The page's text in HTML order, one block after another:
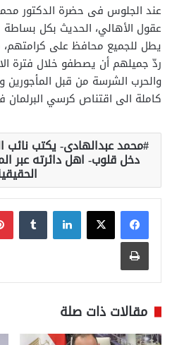
عند الجلوس فى حضرة الدكتور
عقول الأهالي، الحديث بكل بساطة
يطل للجميع محافظ على
ردّ جميلهم أن يصطفو خلال فترة
والحرب الشرسة من قبل المأجورين
كاملة الى اقتناص كرسي البرلمان
محمد عبدالهادى- يكتب نائب
دخل قلوب- اهل دائرته عبر
لينكدإن
طباعة
مقالات ذات صلة